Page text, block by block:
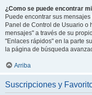
¿Como se puede encontrar
Puede encontrar sus
Panel de Control de Usuario o
mensajes" a través de su
"Enlaces rápidos" en la parte
la página de búsqueda
Arriba
Suscripciones y